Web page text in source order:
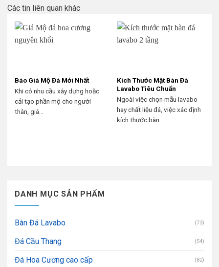
Các tin liên quan khác
Báo Giá Mộ Đá Mới Nhất
Khi có nhu cầu xây dựng hoặc
cải tạo phần mộ cho người
thân, giá...
Kích Thước Mặt Bàn Đá
Lavabo Tiêu Chuẩn
Ngoài việc chọn mẫu lavabo
hay chất liệu đá, việc xác định
kích thước bàn...
DANH MỤC SẢN PHẨM
Bàn Đá Lavabo (73)
Đá Cầu Thang (54)
Đá Hoa Cương cao cấp (82)